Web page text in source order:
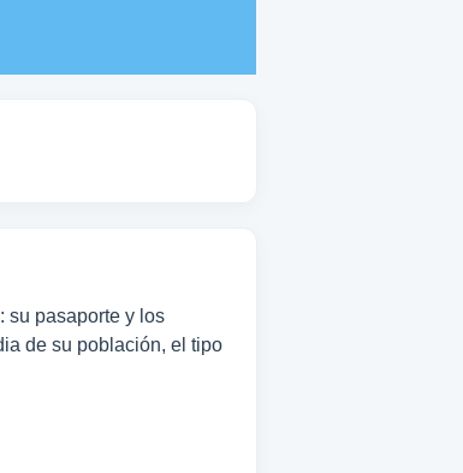
su pasaporte y los
de su población, el tipo